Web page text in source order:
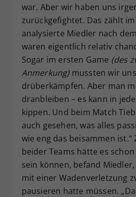
war. Aber wir haben uns
zurückgefightet. Das zählt
analysierte Miedler nach
waren eigentlich relativ
Sogar im ersten Game (des
Anmerkung)mussten wir
drüberkämpfen. Aber man
dranbleiben – es kann in
kippen. Und beim Match
auch gesehen, was alles
wie eng das beisammen ist.“
beider Teams hätte es
sein können, befand
mit einer Wadenverletzung
pausieren hatte müssen.